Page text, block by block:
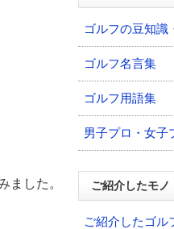
ました。
ゴルフの豆知識
ゴルフ名言集
ゴルフ用語集
男子プロ・女子
ご紹介したモノ
ご紹介したゴル